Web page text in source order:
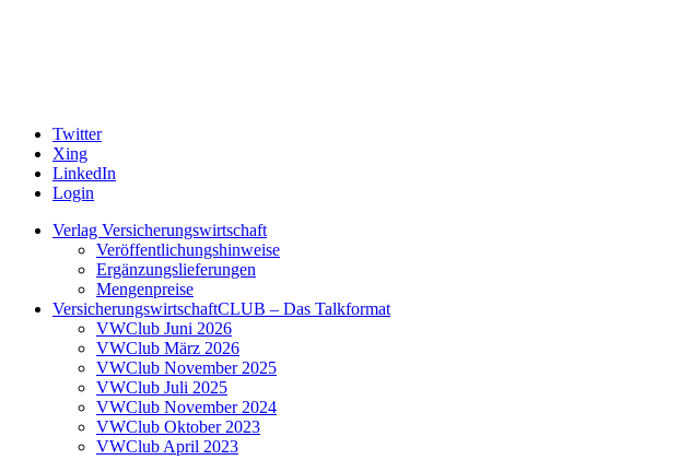
Twitter
Xing
LinkedIn
Login
Verlag Versicherungswirtschaft
Veröffentlichungshinweise
Ergänzungslieferungen
Mengenpreise
VersicherungswirtschaftCLUB – Das Talkformat
VWClub Juni 2026
VWClub März 2026
VWClub November 2025
VWClub Juli 2025
VWClub November 2024
VWClub Oktober 2023
VWClub April 2023